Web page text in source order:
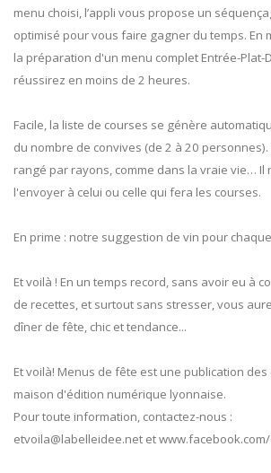
menu choisi, l’appli vous propose un
optimisé pour vous faire gagner du temps. En
la préparation d'un menu complet Entrée-Plat-
réussirez en moins de 2 heures.
Facile, la liste de courses se génère
du nombre de convives (de 2 à 20
rangé par rayons, comme dans la vraie vie… Il
l'envoyer à celui ou celle qui fera les courses.
En prime : notre suggestion de vin pour
Et voilà ! En un temps record, sans avoir eu à
de recettes, et surtout sans stresser, vous
dîner de fête, chic et tendance...
Et voilà! Menus de fête est une publication
maison d'édition numérique lyonnaise.
Pour toute information, contactez-nous :
etvoila@labelleidee.net et